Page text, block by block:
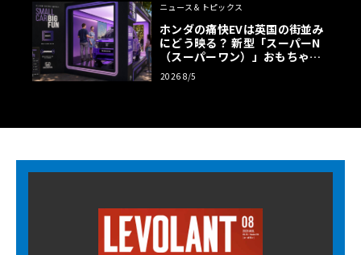
ニュース＆トピックス
ホンダの痛快EVは英国の街並み
にどう映る？ 新型「スーパーN
（スーパーワン）」おもちゃ箱
ツアーの全貌
2026 8/5